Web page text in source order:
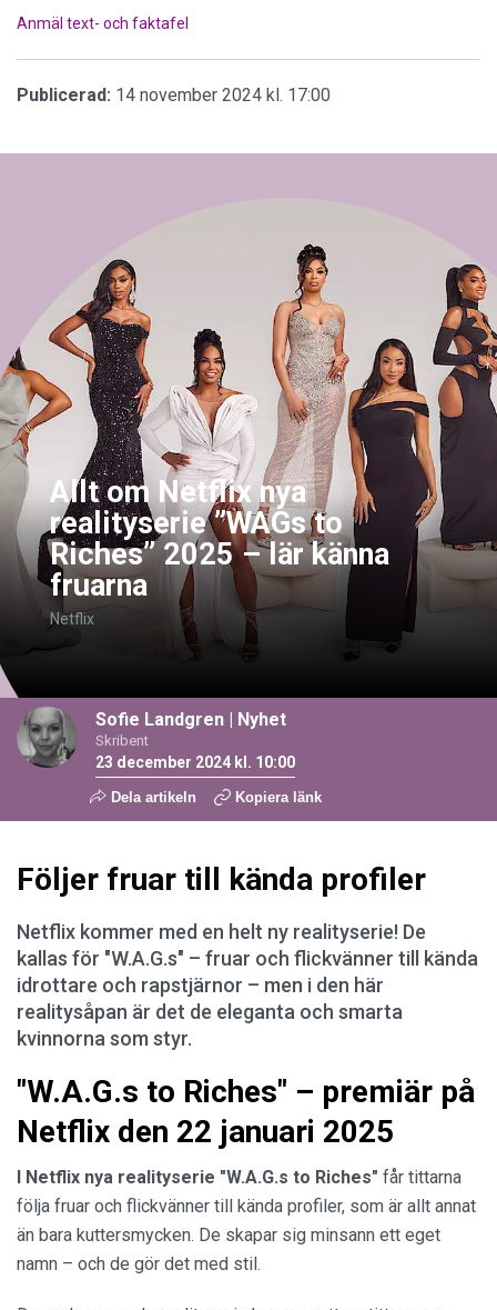
Anmäl text- och faktafel
Publicerad: 14 november 2024 kl. 17:00
Allt om Netflix nya
realityserie ”WAGs to
Riches” 2025 – lär känna
fruarna
Netflix
Sofie Landgren | Nyhet
Skribent
23 december 2024 kl. 10:00
Dela artikeln Kopiera länk
Följer fruar till kända profiler
Netflix kommer med en helt ny realityserie! De
kallas för "W.A.G.s" – fruar och flickvänner till kända
idrottare och rapstjärnor – men i den här
realitysåpan är det de eleganta och smarta
kvinnorna som styr.
"W.A.G.s to Riches" – premiär på
Netflix den 22 januari 2025
I Netflix nya realityserie "W.A.G.s to Riches" får tittarna
följa fruar och flickvänner till kända profiler, som är allt annat
än bara kuttersmycken. De skapar sig minsann ett eget
namn – och de gör det med stil.